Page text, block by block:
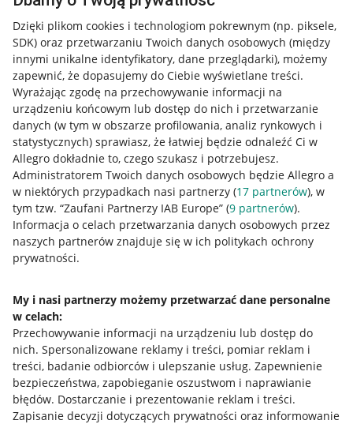
Dzięki plikom cookies i technologiom pokrewnym (np. piksele,
SDK) oraz przetwarzaniu Twoich danych osobowych (między
innymi unikalne identyfikatory, dane przeglądarki), możemy
zapewnić, że dopasujemy do Ciebie wyświetlane treści.
Wyrażając zgodę na przechowywanie informacji na
urządzeniu końcowym lub dostęp do nich i przetwarzanie
danych (w tym w obszarze profilowania, analiz rynkowych i
statystycznych) sprawiasz, że łatwiej będzie odnaleźć Ci w
Allegro dokładnie to, czego szukasz i potrzebujesz.
Administratorem Twoich danych osobowych będzie Allegro a
w niektórych przypadkach nasi partnerzy (17 partnerów), w
tym tzw. “Zaufani Partnerzy IAB Europe” (9 partnerów).
Informacja o celach przetwarzania danych osobowych przez
naszych partnerów znajduje się w ich politykach ochrony
prywatności.
My i nasi partnerzy możemy przetwarzać dane personalne
w celach:
Przechowywanie informacji na urządzeniu lub dostęp do
nich. Spersonalizowane reklamy i treści, pomiar reklam i
treści, badanie odbiorców i ulepszanie usług. Zapewnienie
bezpieczeństwa, zapobieganie oszustwom i naprawianie
błędów. Dostarczanie i prezentowanie reklam i treści.
Zapisanie decyzji dotyczących prywatności oraz informowanie
Przydatne informacje
Jak to działa
Allegro Gadane dla sprzedających
Allegro Gadane dla kupujących
Mapa miejscowości
Informacje prawne